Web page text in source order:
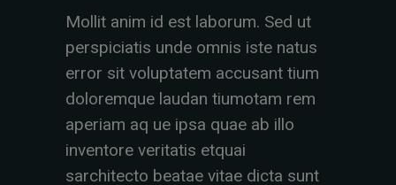
Mollit anim id est laborum. Sed ut
perspiciatis unde omnis iste natus
error sit voluptatem accusant tium
doloremque laudan tiumotam rem
aperiam aq ue ipsa quae ab illo
inventore veritatis etquai
sarchitecto beatae vitae dicta sunt